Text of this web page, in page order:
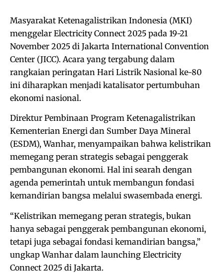
Masyarakat Ketenagalistrikan Indonesia (MKI)
menggelar Electricity Connect 2025 pada 19-21
November 2025 di Jakarta International Convention
Center (JICC). Acara yang tergabung dalam
rangkaian peringatan Hari Listrik Nasional ke-80
ini diharapkan menjadi katalisator pertumbuhan
ekonomi nasional.
Direktur Pembinaan Program Ketenagalistrikan
Kementerian Energi dan Sumber Daya Mineral
(ESDM), Wanhar, menyampaikan bahwa kelistrikan
memegang peran strategis sebagai penggerak
pembangunan ekonomi. Hal ini searah dengan
agenda pemerintah untuk membangun fondasi
kemandirian bangsa melalui swasembada energi.
“Kelistrikan memegang peran strategis, bukan
hanya sebagai penggerak pembangunan ekonomi,
tetapi juga sebagai fondasi kemandirian bangsa,”
ungkap Wanhar dalam launching Electricity
Connect 2025 di Jakarta.